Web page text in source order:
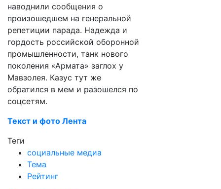
наводнили сообщения о
произошедшем на генеральной
репетиции парада. Надежда и
гордость российской оборонной
промышленности, танк нового
поколения «Армата» заглох у
Мавзолея. Казус тут же
обратился в мем и разошелся по
соцсетям.
Текст и фото Лента
Теги
социальные медиа
Тема
Рейтинг